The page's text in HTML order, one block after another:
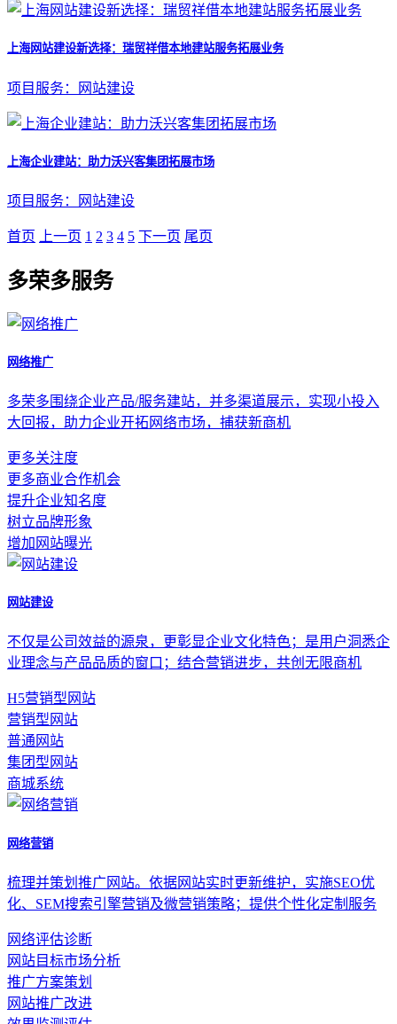
上海网站建设新选择：瑞贸祥借本地建站服务拓展业务
项目服务：网站建设
上海企业建站：助力沃兴客集团拓展市场
项目服务：网站建设
首页 上一页 1 2 3 4 5 下一页 尾页
多荣多服务
网络推广
多荣多围绕企业产品/服务建站，并多渠道展示，实现小投入
大回报，助力企业开拓网络市场，捕获新商机
更多关注度
更多商业合作机会
提升企业知名度
树立品牌形象
增加网站曝光
网站建设
不仅是公司效益的源泉，更彰显企业文化特色；是用户洞悉企
业理念与产品品质的窗口；结合营销进步，共创无限商机
H5营销型网站
营销型网站
普通网站
集团型网站
商城系统
网络营销
梳理并策划推广网站。依据网站实时更新维护，实施SEO优
化、SEM搜索引擎营销及微营销策略；提供个性化定制服务
网络评估诊断
网站目标市场分析
推广方案策划
网站推广改进